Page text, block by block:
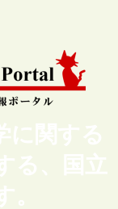
に関する
る、国立